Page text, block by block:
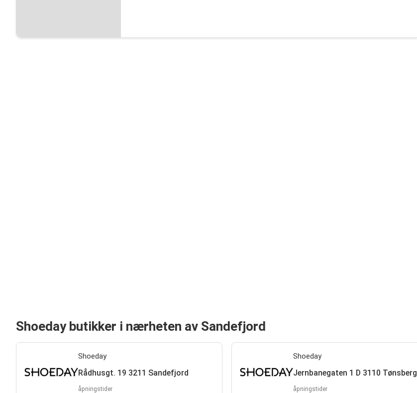
Shoeday butikker i nærheten av Sandefjord
Shoeday
Rådhusgt. 19 3211 Sandefjord
åpningstider
Shoeday
Jernbanegaten 1 D 3110 Tønsberg
åpningstider